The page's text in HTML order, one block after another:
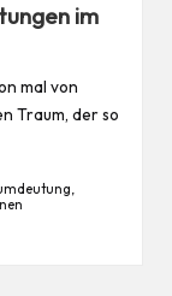
im
mal von
Traum, der so